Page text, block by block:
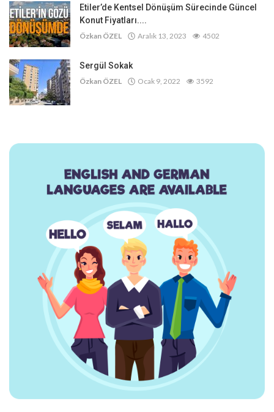
Etiler’de Kentsel Dönüşüm Sürecinde Güncel
Konut Fiyatları....
Özkan ÖZEL Aralık 13, 2023 4502
Sergül Sokak
Özkan ÖZEL Ocak 9, 2022 3592